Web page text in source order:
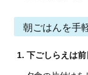
朝ごはんを手
1. 下ごしらえは前